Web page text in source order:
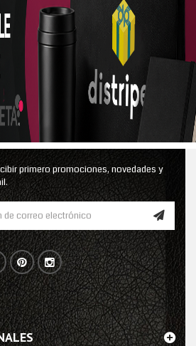
primero promociones, novedades y